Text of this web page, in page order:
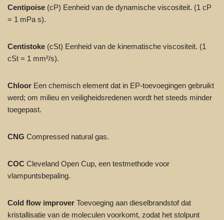
Centipoise (cP) Eenheid van de dynamische viscositeit. (1 cP
= 1 mPa s).
Centistoke (cSt) Eenheid van de kinematische viscositeit. (1
cSt = 1 mm²/s).
Chloor Een chemisch element dat in EP-toevoegingen gebruikt
werd; om milieu en veiligheidsredenen wordt het steeds minder
toegepast.
CNG Compressed natural gas.
COC Cleveland Open Cup, een testmethode voor
vlampuntsbepaling.
Cold flow improver Toevoeging aan dieselbrandstof dat
kristallisatie van de moleculen voorkomt, zodat het stolpunt